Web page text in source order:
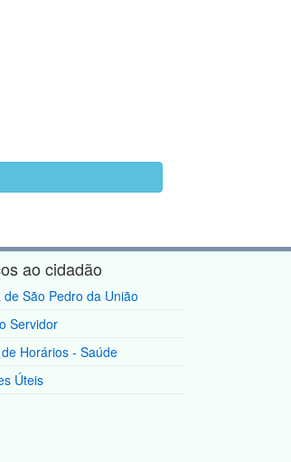
ao cidadão
de São Pedro da União
Servidor
Horários - Saúde
Úteis